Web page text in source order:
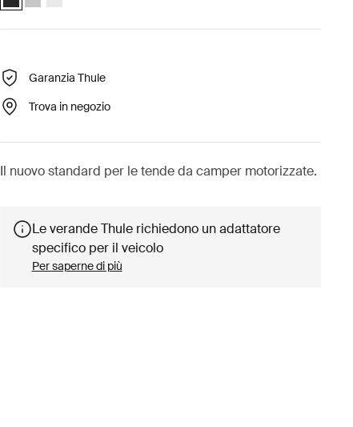
Garanzia Thule
Trova in negozio
Il nuovo standard per le tende da camper motorizzate.
Le verande Thule richiedono un adattatore
specifico per il veicolo
Per saperne di più